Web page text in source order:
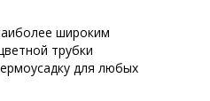
широким
трубки
для любых